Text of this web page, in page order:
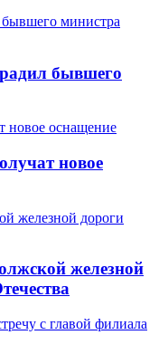
бывшего
новое
железной